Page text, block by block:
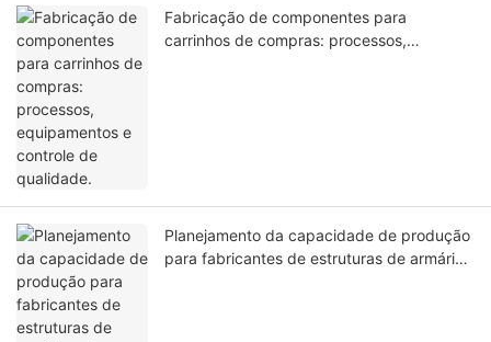
Fabricação de componentes para
carrinhos de compras: processos,
Planejamento da capacidade de produção
para fabricantes de estruturas de armários